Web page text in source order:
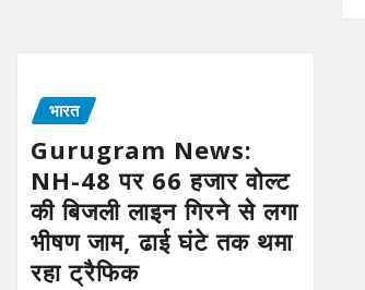
भारत
Gurugram News:
NH-48 पर 66 हजार वोल्ट
की बिजली लाइन गिरने से लगा
भीषण जाम, ढाई घंटे तक थमा
रहा ट्रैफिक